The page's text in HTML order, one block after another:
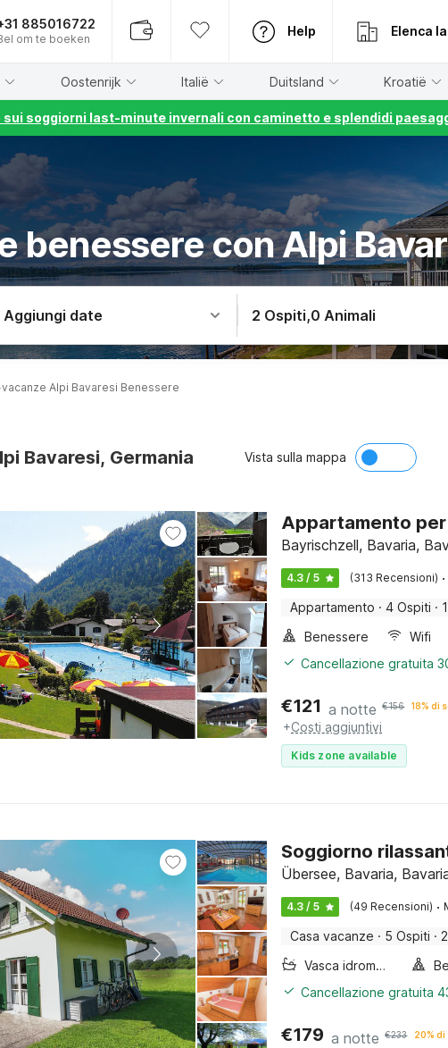
885016722
om te boeken
Help Elenca
Oostenrijk Italië Duitsland Kroatië
sui soggiorni last-minute invernali con caminetto e splendidi
benessere con Alpi
Aggiungi date 2 Ospiti,0 Animali
Alpi Bavaresi Benessere
Bavaresi, Germania Vista sulla mappa
Appartamento
Bayrischzell, Bavaria,
4.3 / 5 (313 Recensioni) ·
Appartamento · 4 Ospiti ·
Benessere
Wifi
Cancellazione gratuita
€121 a notte €156 18% di
+Costi aggiuntivi
Kids zone available
Soggiorno
Übersee, Bavaria,
4.3 / 5 (49 Recensioni) ·
Casa vacanze · 5 Ospiti ·
Vasca idromassaggio
Cancellazione gratuita
€179 a notte €233 20%